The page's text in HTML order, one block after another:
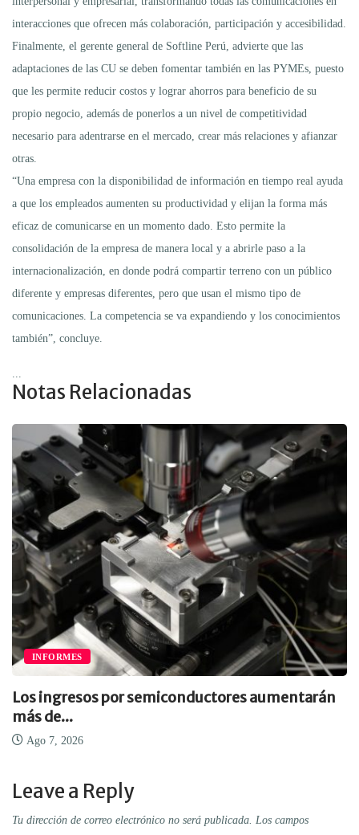
interacciones que ofrecen más colaboración, participación y accesibilidad.
Finalmente, el gerente general de Softline Perú, advierte que las
adaptaciones de las CU se deben fomentar también en las PYMEs, puesto
que les permite reducir costos y lograr ahorros para beneficio de su
propio negocio, además de ponerlos a un nivel de competitividad
necesario para adentrarse en el mercado, crear más relaciones y afianzar
otras.
“Una empresa con la disponibilidad de información en tiempo real ayuda
a que los empleados aumenten su productividad y elijan la forma más
eficaz de comunicarse en un momento dado. Esto permite la
consolidación de la empresa de manera local y a abrirle paso a la
internacionalización, en donde podrá compartir terreno con un público
diferente y empresas diferentes, pero que usan el mismo tipo de
comunicaciones. La competencia se va expandiendo y los conocimientos
también”, concluye.
Notas Relacionadas
INFORMES
Los ingresos por semiconductores aumentarán
más de...
Ago 7, 2026
Leave a Reply
Tu dirección de correo electrónico no será publicada. Los campos